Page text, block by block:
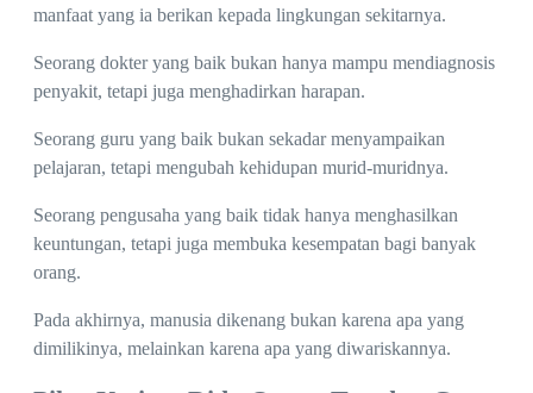
manfaat yang ia berikan kepada lingkungan sekitarnya.
Seorang dokter yang baik bukan hanya mampu mendiagnosis
penyakit, tetapi juga menghadirkan harapan.
Seorang guru yang baik bukan sekadar menyampaikan
pelajaran, tetapi mengubah kehidupan murid-muridnya.
Seorang pengusaha yang baik tidak hanya menghasilkan
keuntungan, tetapi juga membuka kesempatan bagi banyak
orang.
Pada akhirnya, manusia dikenang bukan karena apa yang
dimilikinya, melainkan karena apa yang diwariskannya.